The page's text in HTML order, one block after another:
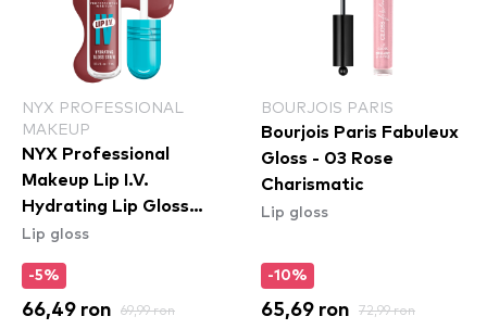
NYX PROFESSIONAL
MAKEUP
NYX Professional
Makeup Lip I.V.
Hydrating Lip Gloss
Stain - 02 Hydra Honey
Lip gloss
-5%
66,49 ron 69,99 ron
BOURJOIS PARIS
Bourjois Paris Fabuleux
Gloss - 03 Rose
Charismatic
Lip gloss
-10%
65,69 ron 72,99 ron